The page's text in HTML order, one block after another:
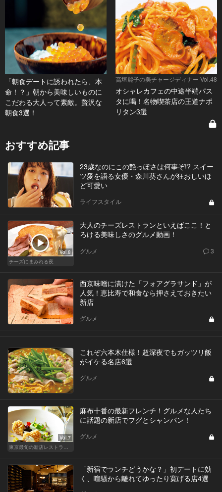
「朝食デートに誘われたら、本
命！？」朝から美味しいものに
こだわる大人って素敵。贅沢な
朝食3選！
高垣麗子の美チャージディナー Vol.48
オシャレカフェの中途半端パス
タに喝！名物喫茶店の王道ナポ
リタン3選
おすすめ記事
23歳なのにこの艶っぽさは何事ぞ!? スイー
ツ愛を語る女優・森川葵さんが狂おしいほ
ど可愛い
ライフスタイル
Vol.8
チーズにまみれる夜
大人のチーズレストランといえばここ！と
ろける美味しさのグルメ動画！
グルメ 3
西京味噌に漬けた「フォアグラサンド」が
人気！恵比寿で和食なら押さえておきたい
新店
グルメ
これぞ六本木仕様！超深夜でもガッツリ飯
がイケる名店6選
グルメ
Vol.7
東京最旬の新店レストラン！
麻布十番の最新フレンチ！グルメな人たち
に話題の新店でフグとシャンパン！
グルメ
「新宿でランチどうかな？」初デートに効
く、喧騒から離れてゆったり寛げる店4選